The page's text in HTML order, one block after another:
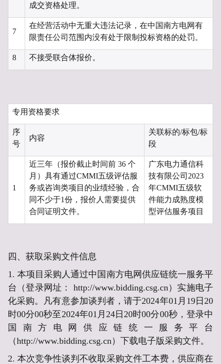
成交资格处理。
7
在经营活动中无重大违法记录，在中国南方电网有
限责任公司范围内没有处于限制投标资格的处罚。
8 不接受联合体报价。
专用资格要求
序
号
内容
关联标的/标包/标
段
1
近三年（报价截止时间前 36 个
月）具有通过CMMI五级评估服
务或咨询类项目的业绩经验，合
同不少于1份，报价人需要提供
合同证明文件。
广东电力通信科
技有限公司2023
年CMMI五级软
件能力成熟度模
型评估服务项目
四、 获取采购文件信息
1. 本项目采购人通过中国南方电网供应链统一服务平
台（登录网址：
http://www.bidding.csg.cn）实施电子
化采购。凡有意参加谈判者，请于2024年01月19日20
时00分00秒至2024年01月24日20时00分00秒，登录中
国南方电网供应链统一服务平台
（http://www.bidding.csg.cn）下载电子版采购文件。
2. 本次竞争性谈判不收取采购文件工本费，供应商在